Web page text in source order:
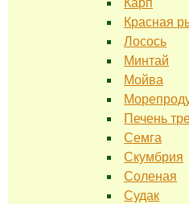
Карп
Красная
Лосось
Минтай
Мойва
Печень
Семга
Скумбрия
Соленая
Судак